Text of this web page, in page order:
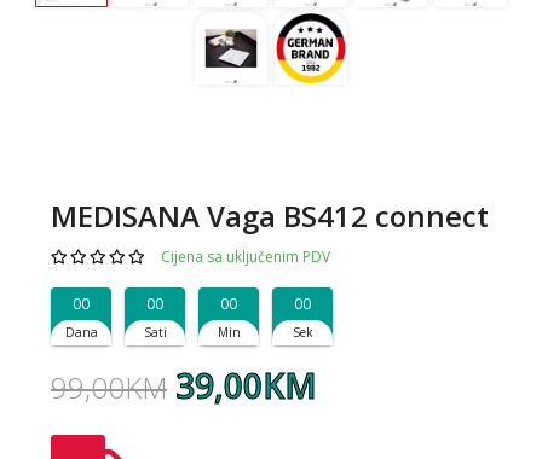
MEDISANA Vaga BS412 connect
Cijena sa uključenim PDV
00
Dana
00
Sati
00
Min
00
Sek
99,00KM 39,00KM